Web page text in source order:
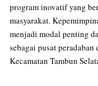
program inovatif yang
masyarakat.
menjadi modal penting
sebagai pusat peradaban
Kecamatan Tambun